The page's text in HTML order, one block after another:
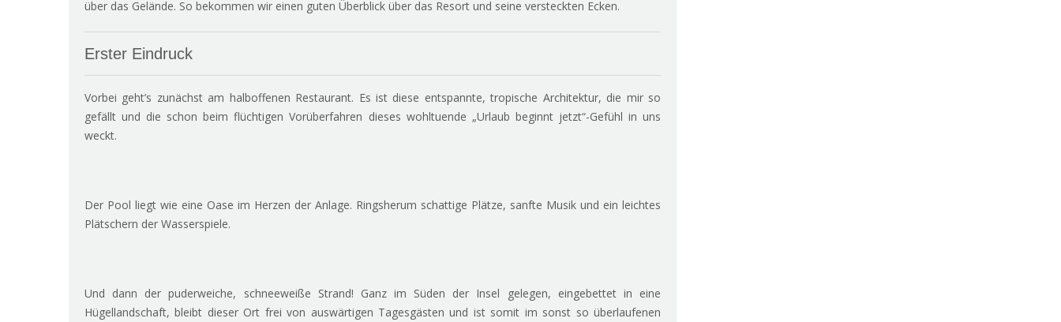
über das Gelände. So bekommen wir einen guten Überblick über das Resort und seine versteckten Ecken.
Erster Eindruck
Vorbei geht’s zunächst am halboffenen Restaurant. Es ist diese entspannte, tropische Architektur, die mir so
gefällt und die schon beim flüchtigen Vorüberfahren dieses wohltuende „Urlaub beginnt jetzt“-Gefühl in uns
weckt.
Der Pool liegt wie eine Oase im Herzen der Anlage. Ringsherum schattige Plätze, sanfte Musik und ein leichtes
Plätschern der Wasserspiele.
Und dann der puderweiche, schneeweiße Strand! Ganz im Süden der Insel gelegen, eingebettet in eine
Hügellandschaft, bleibt dieser Ort frei von auswärtigen Tagesgästen und ist somit im sonst so überlaufenen